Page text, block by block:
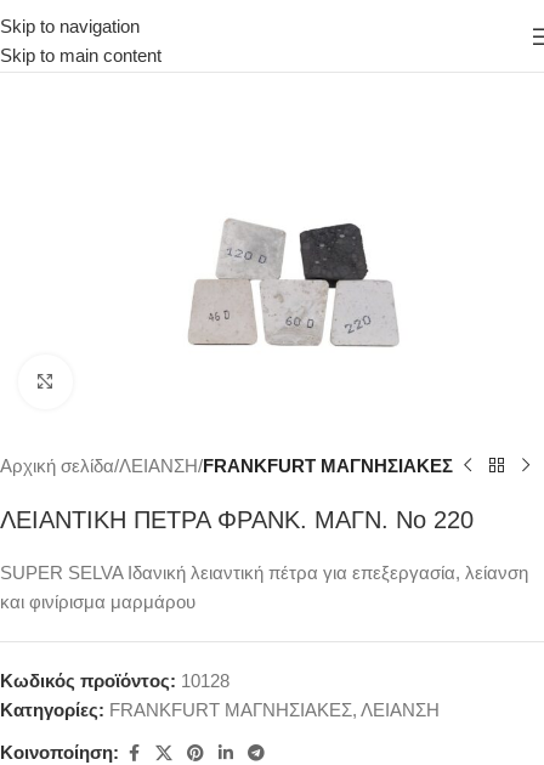
Skip to navigation
Skip to main content
Αρχική σελίδα ΛΕΙΑΝΣΗ FRANKFURT ΜΑΓΝΗΣΙΑΚΕΣ
ΛΕΙΑΝΤΙΚΗ ΠΕΤΡΑ ΦΡΑΝΚ. ΜΑΓΝ. Νο 220
SUPER SELVA Ιδανική λειαντική πέτρα για επεξεργασία, λείανση
και φινίρισμα μαρμάρου
Κωδικός προϊόντος: 10128
Κατηγορίες: FRANKFURT ΜΑΓΝΗΣΙΑΚΕΣ, ΛΕΙΑΝΣΗ
Κοινοποίηση: